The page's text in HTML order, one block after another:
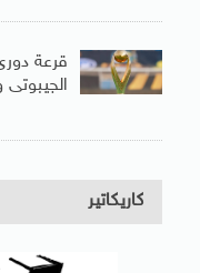
قرعة
الجيبوتى
كاريكاتير